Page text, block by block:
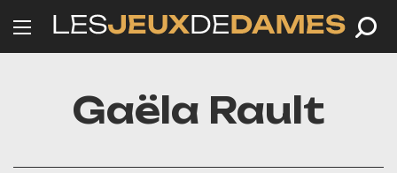
Gaëla Rault